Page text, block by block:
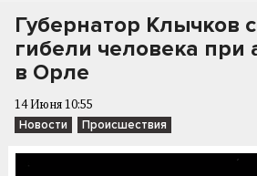
Губернатор Клычков
гибели человека
в Орле
14 Июня 10:55
Новости Происшествия